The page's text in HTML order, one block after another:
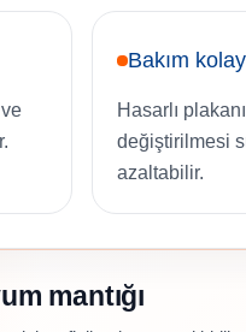
Bakım
Hasarlı
değiştirilmesi
azaltabilir.
mantığı